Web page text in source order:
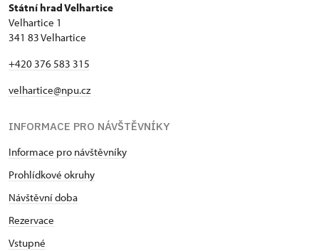
Státní hrad Velhartice
Velhartice 1
341 83 Velhartice
+420 376 583 315
velhartice@npu.cz
INFORMACE PRO NÁVŠTĚVNÍKY
Informace pro návštěvníky
Prohlídkové okruhy
Návštěvní doba
Rezervace
Vstupné